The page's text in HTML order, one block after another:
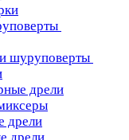
шуруповерты
дрели
дрели